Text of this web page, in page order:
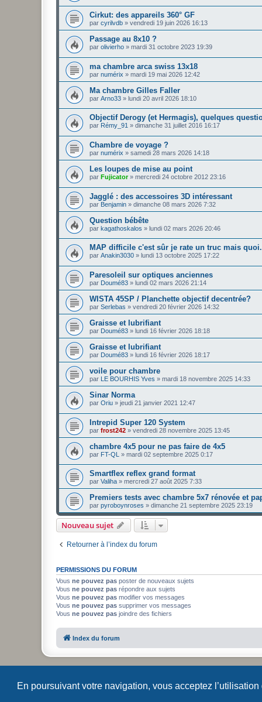
En poursuivant votre navigation, vous acceptez l’utilisation
Cirkut: des appareils 360° GF
par cyrilvdb » vendredi 19 juin 2026 16:13
Passage au 8x10 ?
par olivierho » mardi 31 octobre 2023 19:39
ma chambre arca swiss 13x18
par numérix » mardi 19 mai 2026 12:42
Ma chambre Gilles Faller
par Arno33 » lundi 20 avril 2026 18:10
Objectif Derogy (et Hermagis), quelques
par Rémy_91 » dimanche 31 juillet 2016 16:17
Chambre de voyage ?
par numérix » samedi 28 mars 2026 14:18
Les loupes de mise au point
par Fujicator» mercredi 24 octobre 2012 23:16
Jagglé : des accessoires 3D intéressant
par Benjamin » dimanche 08 mars 2026 7:32
Question bébête
par kagathoskalos » lundi 02 mars 2026 20:46
MAP difficile c'est sûr je rate un truc mais
par Anakin3030 » lundi 13 octobre 2025 17:22
Paresoleil sur optiques anciennes
par Doumé83 » lundi 02 mars 2026 21:14
WISTA 45SP / Planchette objectif decentrée?
par Serlebas » vendredi 20 février 2026 14:32
Graisse et lubrifiant
par Doumé83 » lundi 16 février 2026 18:18
Graisse et lubrifiant
par Doumé83 » lundi 16 février 2026 18:17
voile pour chambre
par LE BOURHIS Yves » mardi 18 novembre 2025 14:33
Sinar Norma
par Oriu » jeudi 21 janvier 2021 12:47
Intrepid Super 120 System
par frost242 » vendredi 28 novembre 2025 13:45
chambre 4x5 pour ne pas faire de 4x5
par FT-QL » mardi 02 septembre 2025 0:17
Smartflex reflex grand format
par Valiha » mercredi 27 août 2025 7:33
Premiers tests avec chambre 5x7 rénovée et
par pyroboynroses » dimanche 21 septembre 2025 23:19
Nouveau sujet
Retourner à l’index du forum
PERMISSIONS DU FORUM
Vous ne pouvez pas poster de nouveaux sujets
Vous ne pouvez pas répondre aux sujets
Vous ne pouvez pas modifier vos messages
Vous ne pouvez pas supprimer vos messages
Vous ne pouvez pas joindre des fichiers
Index du forum